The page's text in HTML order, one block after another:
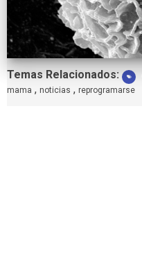
Temas Relacionados:
mama , noticias , reprogramarse